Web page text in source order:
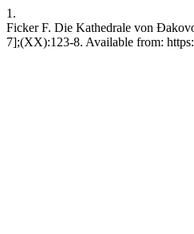
1.
Ficker F. Die Kathedrale von
7];(XX):123-8. Available from: